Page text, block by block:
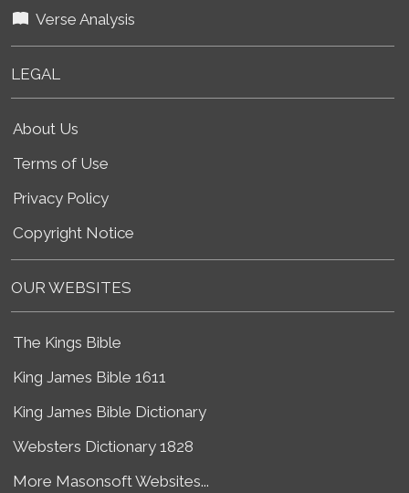
Verse Analysis
LEGAL
About Us
Terms of Use
Privacy Policy
Copyright Notice
OUR WEBSITES
The Kings Bible
King James Bible 1611
King James Bible Dictionary
Websters Dictionary 1828
More Masonsoft Websites...